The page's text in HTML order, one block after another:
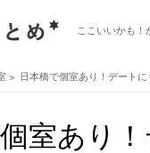
ここいいかも！
日本橋で個室あり！デート
室あり